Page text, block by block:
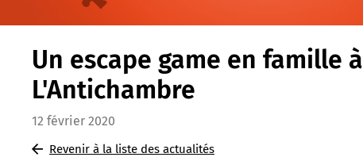
Un escape game en famille à
L'Antichambre
12 février 2020
Revenir à la liste des actualités